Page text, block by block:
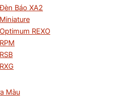
Báo XA2
REXO
Màu